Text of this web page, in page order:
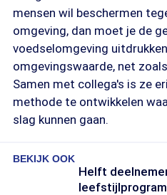
mensen wil beschermen
omgeving, dan moet je de
voedselomgeving
omgevingswaarde, net
Samen met collega's is ze
methode te ontwikkelen
slag kunnen gaan.
BEKIJK OOK
Helft